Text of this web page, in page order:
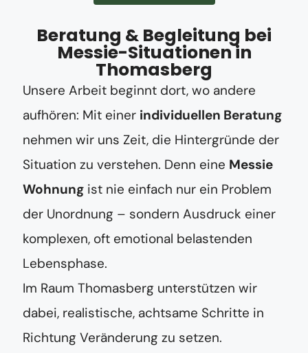
Beratung & Begleitung bei
Messie-Situationen in
Thomasberg
Unsere Arbeit beginnt dort, wo andere
aufhören: Mit einer individuellen Beratung
nehmen wir uns Zeit, die Hintergründe der
Situation zu verstehen. Denn eine Messie
Wohnung ist nie einfach nur ein Problem
der Unordnung – sondern Ausdruck einer
komplexen, oft emotional belastenden
Lebensphase.
Im Raum Thomasberg unterstützen wir
dabei, realistische, achtsame Schritte in
Richtung Veränderung zu setzen.